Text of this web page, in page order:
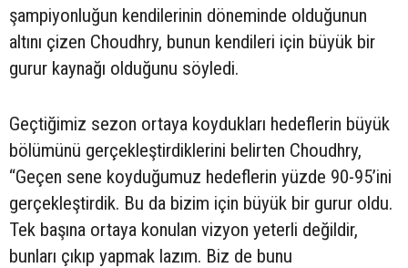
şampiyonluğun kendilerinin döneminde olduğunun
altını çizen Choudhry, bunun kendileri için büyük bir
gurur kaynağı olduğunu söyledi.
Geçtiğimiz sezon ortaya koydukları hedeflerin büyük
bölümünü gerçekleştirdiklerini belirten Choudhry,
“Geçen sene koyduğumuz hedeflerin yüzde 90-95’ini
gerçekleştirdik. Bu da bizim için büyük bir gurur oldu.
Tek başına ortaya konulan vizyon yeterli değildir,
bunları çıkıp yapmak lazım. Biz de bunu